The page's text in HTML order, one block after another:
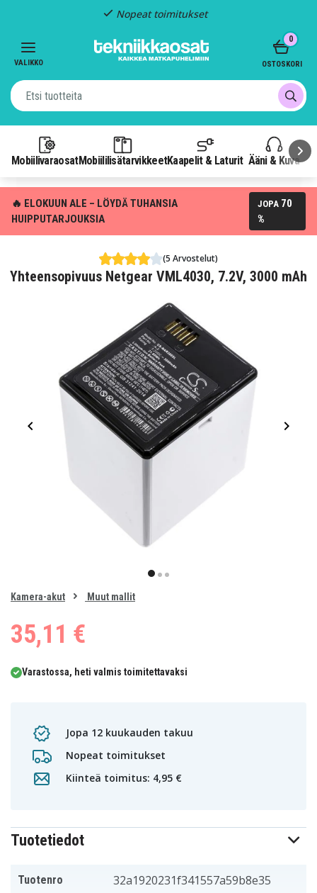
Nopeat toimitukset
VALIKKO
MobiilivaraosatMobiililisätarvikkeetKaapelit & Laturit Ääni & Kuva
0
OSTOSKORI
🔥 ELOKUUN ALE – LÖYDÄ TUHANSIA
HUIPPUTARJOUKSIA
JOPA 70
%
(5 Arvostelut)
Yhteensopivuus Netgear VML4030, 7.2V, 3000 mAh
item
of
Kamera-akut Muut mallit
35,11 €
Varastossa, heti valmis toimitettavaksi
Jopa 12 kuukauden takuu
Nopeat toimitukset
Kiinteä toimitus: 4,95 €
Tuotetiedot
Tuotenro 32a1920231f341557a59b8e35